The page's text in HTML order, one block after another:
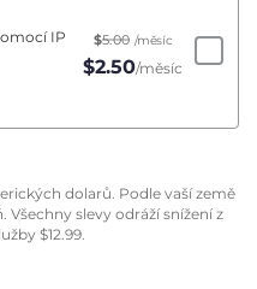
IP
$5.00 /měsíc
$2.50/měsíc
dolarů. Podle vaší země
slevy odráží snížení z
$12.99.